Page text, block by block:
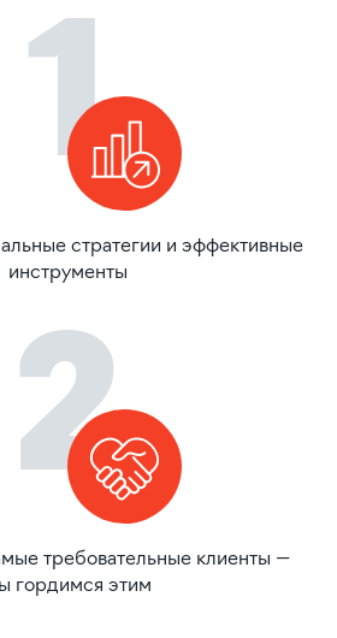
1
стратегии и эффективные
инструменты
2
требовательные клиенты —
гордимся этим